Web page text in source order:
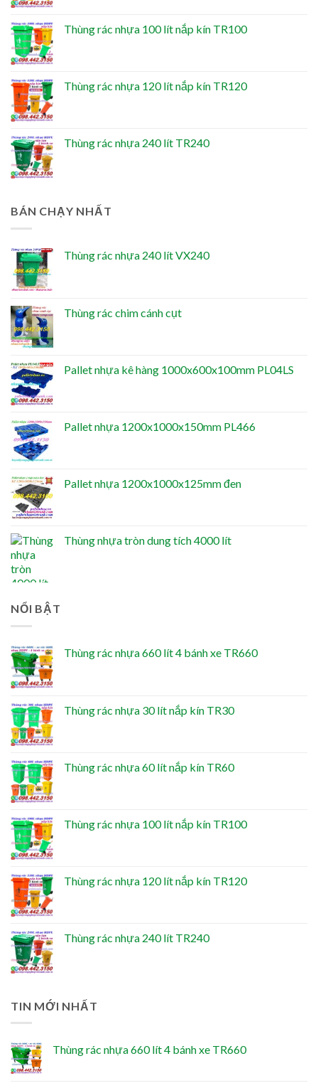
Thùng rác nhựa 100 lít nắp kín TR100
Thùng rác nhựa 120 lít nắp kín TR120
Thùng rác nhựa 240 lít TR240
BÁN CHẠY NHẤT
Thùng rác nhựa 240 lít VX240
Thùng rác chim cánh cụt
Pallet nhựa kê hàng 1000x600x100mm PL04LS
Pallet nhựa 1200x1000x150mm PL466
Pallet nhựa 1200x1000x125mm đen
Thùng nhựa tròn dung tích 4000 lít
NỔI BẬT
Thùng rác nhựa 660 lít 4 bánh xe TR660
Thùng rác nhựa 30 lít nắp kín TR30
Thùng rác nhựa 60 lít nắp kín TR60
Thùng rác nhựa 100 lít nắp kín TR100
Thùng rác nhựa 120 lít nắp kín TR120
Thùng rác nhựa 240 lít TR240
TIN MỚI NHẤT
Thùng rác nhựa 660 lít 4 bánh xe TR660